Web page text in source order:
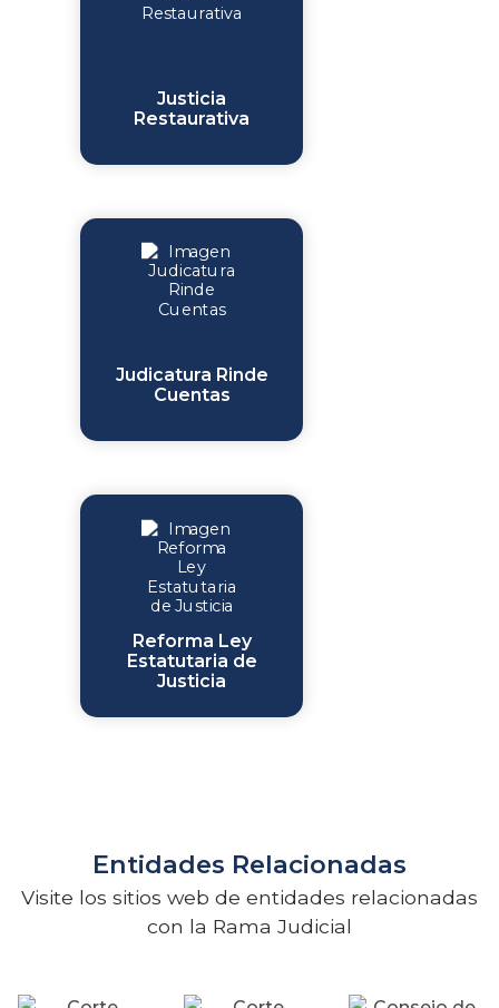
Justicia
Restaurativa
Judicatura Rinde
Cuentas
Reforma Ley
Estatutaria de
Justicia
Entidades Relacionadas
Visite los sitios web de entidades relacionadas
con la Rama Judicial